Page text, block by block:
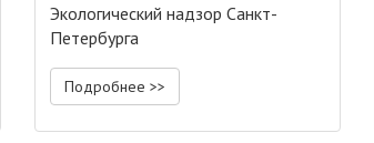
Экологический надзор Санкт-
Петербурга
Подробнее >>